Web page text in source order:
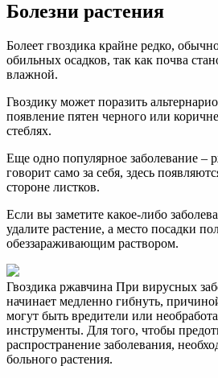
Болезни растения
Болеет гвоздика крайне редко,
обильных осадков, так как почва
влажной.
Гвоздику может поразить
появление пятен черного или
стеблях.
Еще одно популярное заболевание –
говорит само за себя, здесь
стороне листков.
Если вы заметите какое-либо
удалите растение, а место посадки
обеззараживающим раствором.
Гвоздика ржавчина При вирусных
начинает медленно гибнуть,
могут быть вредители или
инструменты. Для того, чтобы
распространение заболевания,
больного растения.